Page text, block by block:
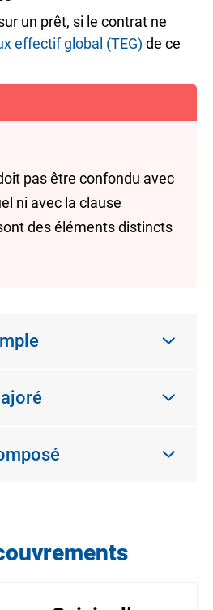
un prêt, si le contrat ne
effectif global (TEG) de ce
pas être confondu avec
ni avec la clause
des éléments distincts